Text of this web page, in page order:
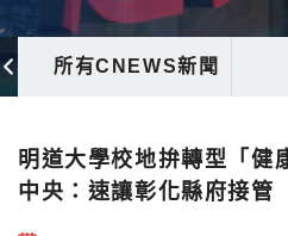
所有CNEWS新聞
明道大學校地拚轉型「
中央：速讓彰化縣府接管